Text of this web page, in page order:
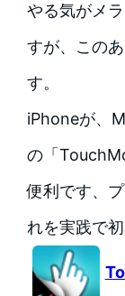
やる気がメ
すが、この
す。
iPhoneが、
の「
便利です、
れを実践で